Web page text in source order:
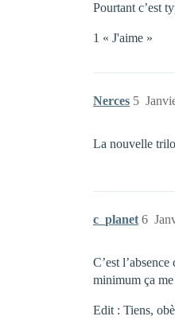
Pourtant c’est
1 « J'aime »
Nerces 5
La nouvelle
c_planet 6
C’est
minimum ça
Edit : Tiens,